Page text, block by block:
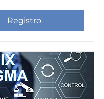
Registro